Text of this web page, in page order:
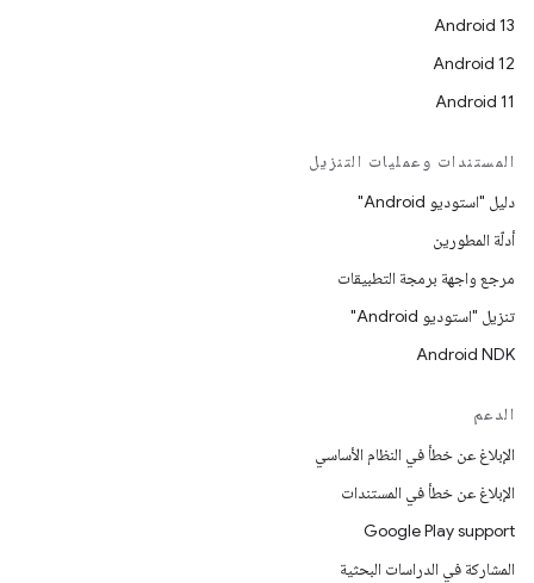
Android 13
Android 12
Android 11
المستندات وعمليات التنزيل
دليل "استوديو Android"
أدلّة المطورين
مرجع واجهة برمجة التطبيقات
تنزيل "استوديو Android"
Android NDK
الدعم
الإبلاغ عن خطأ في النظام الأساسي
الإبلاغ عن خطأ في المستندات
Google Play support
المشاركة في الدراسات البحثية